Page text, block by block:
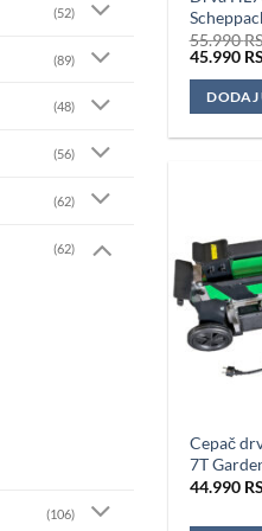
(52)
(89)
(48)
(56)
(62)
(62)
(106)
55.990
bila:
45.990
DODAJ
Cepač
7T
44.990